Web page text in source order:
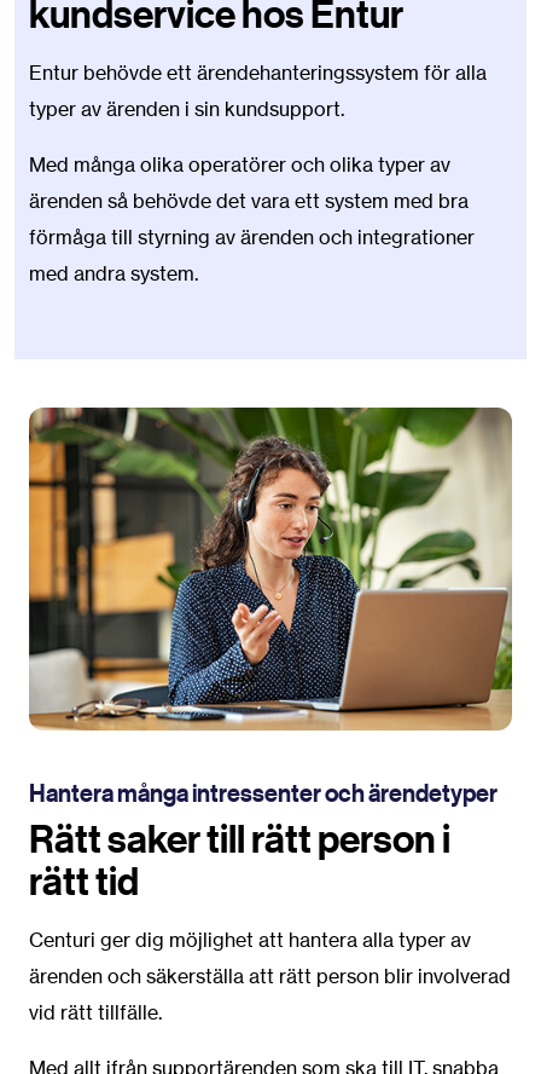
kundservice hos Entur
Entur behövde ett ärendehanteringssystem för alla
typer av ärenden i sin kundsupport.
Med många olika operatörer och olika typer av
ärenden så behövde det vara ett system med bra
förmåga till styrning av ärenden och integrationer
med andra system.
Hantera många intressenter och ärendetyper
Rätt saker till rätt person i
rätt tid
Centuri ger dig möjlighet att hantera alla typer av
ärenden och säkerställa att rätt person blir involverad
vid rätt tillfälle.
Med allt ifrån supportärenden som ska till IT, snabba